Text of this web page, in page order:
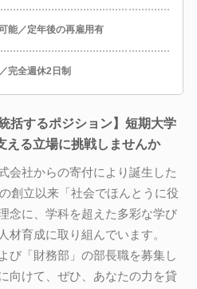
能／定年後の再雇用有
完全週休2日制
括するポジション】短期大学
える立場に挑戦しませんか
会社からの寄付により誕生した
創立以来「社会でほんとうに役
念に、学科を超えた多彩な学び
材育成に取り組んでいます。
び「財務部」の部長職を募集し
向けて、ぜひ、あなたの力を貸